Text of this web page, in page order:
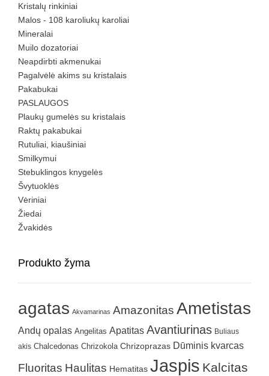
Kristalų rinkiniai
Malos - 108 karoliukų karoliai
Mineralai
Muilo dozatoriai
Neapdirbti akmenukai
Pagalvėlė akims su kristalais
Pakabukai
PASLAUGOS
Plaukų gumelės su kristalais
Raktų pakabukai
Rutuliai, kiaušiniai
Smilkymui
Stebuklingos knygelės
Švytuoklės
Vėriniai
Žiedai
Žvakidės
Produkto žyma
agatas Akvamarinas Amazonitas Ametistas
Andų opalas Angelitas Apatitas Avantiurinas Buliaus
akis Chalcedonas Chrizokola Chrizoprazas Dūminis kvarcas
Fluoritas Haulitas Hematitas Jaspis Kalcitas